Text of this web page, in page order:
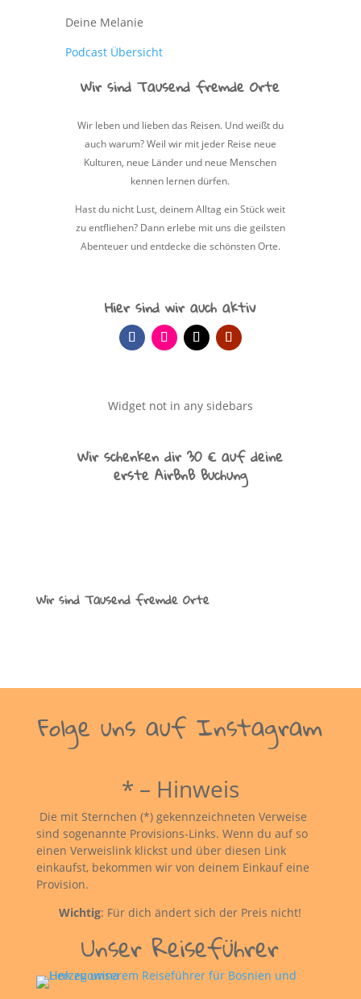
Deine Melanie
Podcast Übersicht
Wir sind Tausend fremde Orte
Wir leben und lieben das Reisen. Und weißt du
auch warum? Weil wir mit jeder Reise neue
Kulturen, neue Länder und neue Menschen
kennen lernen dürfen.
Hast du nicht Lust, deinem Alltag ein Stück weit
zu entfliehen? Dann erlebe mit uns die geilsten
Abenteuer und entdecke die schönsten Orte.
Hier sind wir auch aktiv
Widget not in any sidebars
Wir schenken dir 30 € auf deine
erste AirBnB Buchung
Wir sind Tausend fremde Orte
Folge uns auf Instagram
* – Hinweis
Die mit Sternchen (*) gekennzeichneten Verweise
sind sogenannte Provisions-Links. Wenn du auf so
einen Verweislink klickst und über diesen Link
einkaufst, bekommen wir von deinem Einkauf eine
Provision.
Wichtig: Für dich ändert sich der Preis nicht!
Unser Reiseführer